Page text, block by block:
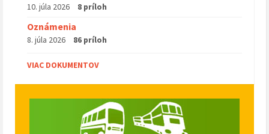
10. júla 2026 8 príloh
Oznámenia
8. júla 2026 86 príloh
VIAC DOKUMENTOV